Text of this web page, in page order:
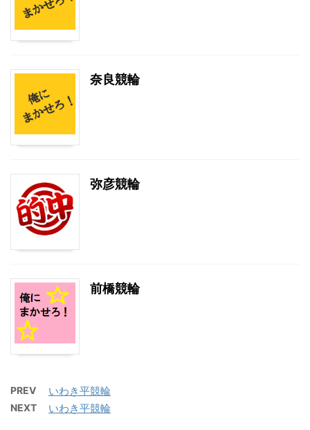
奈良競輪
弥彦競輪
前橋競輪
PREV いわき平競輪
NEXT いわき平競輪